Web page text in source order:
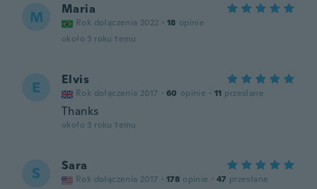
M Maria
Rok dołączenia 2022 · 18 opinie
około 3 roku temu
E Elvis
Rok dołączenia 2017 · 60 opinie · 11 przesłane
Thanks
około 3 roku temu
S Sara
Rok dołączenia 2017 · 178 opinie · 47 przesłane